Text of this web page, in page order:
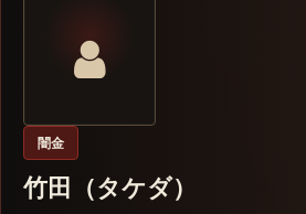
闇金
竹田（タケダ）